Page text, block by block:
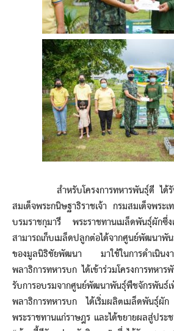
สำหรับโครงการทหารพันธุ์ดี ได้รับ
สมเด็จพระกนิษฐาธิราชเจ้า กรมสมเด็จพร
บรมราชกุมารี พระราชทานเมล็ดพันธุ์ผักซึ่
สามารถเก็บเมล็ดปลูกต่อได้จากศูนย์พัฒนา
ของมูลนิธิชัยพัฒนา มาใช้ในการดำเนิน
พลาธิการทหารบก ได้เข้าร่วมโครงการทห
รับการอบรมจากศูนย์พัฒนาพันธุ์พืชจักร
พลาธิการทหารบก ได้เริ่มผลิตเมล็ดพันธุ์
พระราชทานแก่ราษฎร และได้ขยายผลสู่ประ